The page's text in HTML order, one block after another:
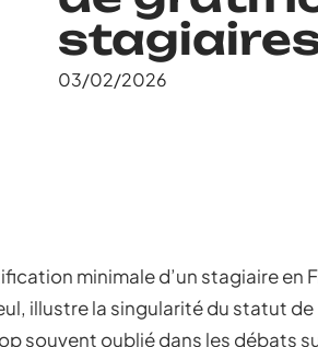
03/02/2026
minimale d’un stagiaire en
illustre la singularité du statut de
souvent oublié dans les débats